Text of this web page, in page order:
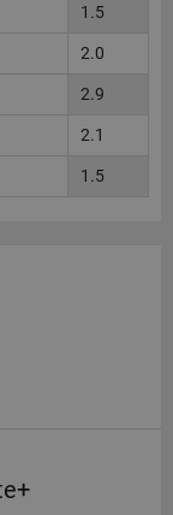
1.5
2.0
2.9
2.1
1.5